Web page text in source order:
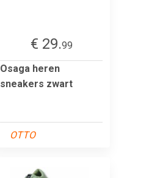
€ 29.99
Osaga heren
sneakers zwart
OTTO